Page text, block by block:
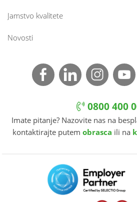
Jamstvo kvalitete
Novosti
0800 400
Imate pitanje? Nazovite nas na
kontaktirajte putem obrasca ili na